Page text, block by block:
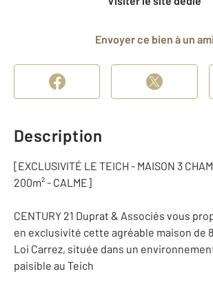
Envoyer ce bien à un
Description
[EXCLUSIVITÉ LE TEICH - MAISON 3
200m² - CALME]
CENTURY 21 Duprat & Associés vous
en exclusivité cette agréable maison de
Loi Carrez, située dans un
paisible au Teich